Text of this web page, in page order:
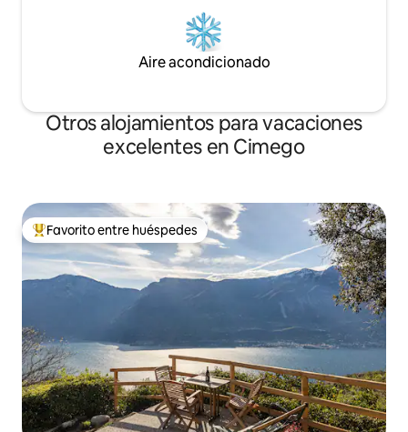
Aire acondicionado
Otros alojamientos para vacaciones
excelentes en Cimego
Favorito entre huéspedes preferido
Favorito entre huéspedes